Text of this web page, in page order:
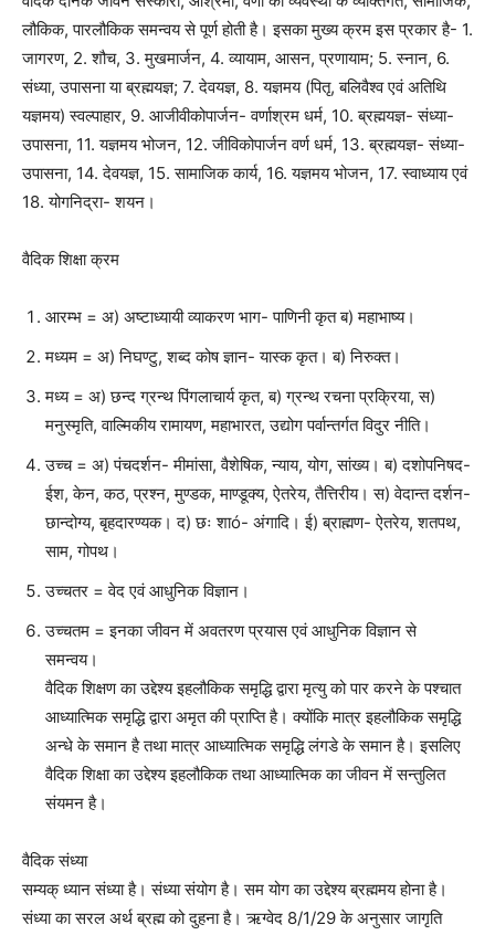
लौकिक, पारलौकिक समन्वय से पूर्ण होती है। इसका मुख्य क्रम इस प्रकार है- 1.
जागरण, 2. शौच, 3. मुखमार्जन, 4. व्यायाम, आसन, प्रणायाम; 5. स्नान, 6.
संध्या, उपासना या ब्रह्मयज्ञ; 7. देवयज्ञ, 8. यज्ञमय (पितृ, बलिवैश्व एवं अतिथि
यज्ञमय) स्वल्पाहार, 9. आजीवीकोपार्जन- वर्णाश्रम धर्म, 10. ब्रह्मयज्ञ- संध्या-
उपासना, 11. यज्ञमय भोजन, 12. जीविकोपार्जन वर्ण धर्म, 13. ब्रह्मयज्ञ- संध्या-
उपासना, 14. देवयज्ञ, 15. सामाजिक कार्य, 16. यज्ञमय भोजन, 17. स्वाध्याय एवं
18. योगनिद्रा- शयन।
वैदिक शिक्षा क्रम
आरम्भ = अ) अष्टाध्यायी व्याकरण भाग- पाणिनी कृत ब) महाभाष्य।
मध्यम = अ) निघण्टु, शब्द कोष ज्ञान- यास्क कृत। ब) निरुक्त।
मध्य = अ) छन्द ग्रन्थ पिंगलाचार्य कृत, ब) ग्रन्थ रचना प्रक्रिया, स)
मनुस्मृति, वाल्मिकीय रामायण, महाभारत, उद्योग पर्वान्तर्गत विदुर नीति।
उच्च = अ) पंचदर्शन- मीमांसा, वैशेषिक, न्याय, योग, सांख्य। ब) दशोपनिषद-
ईश, केन, कठ, प्रश्न, मुण्डक, माण्डूक्य, ऐतरेय, तैत्तिरीय। स) वेदान्त दर्शन-
छान्दोग्य, बृहदारण्यक। द) छः शाó- अंगादि। ई) ब्राह्मण- ऐतरेय, शतपथ,
साम, गोपथ।
उच्चतर = वेद एवं आधुनिक विज्ञान।
उच्चतम = इनका जीवन में अवतरण प्रयास एवं आधुनिक विज्ञान से
समन्वय।
वैदिक शिक्षण का उद्देश्य इहलौकिक समृद्धि द्वारा मृत्यु को पार करने के पश्चात
आध्यात्मिक समृद्धि द्वारा अमृत की प्राप्ति है। क्योंकि मात्र इहलौकिक समृद्धि
अन्धे के समान है तथा मात्र आध्यात्मिक समृद्धि लंगडे के समान है। इसलिए
वैदिक शिक्षा का उद्देश्य इहलौकिक तथा आध्यात्मिक का जीवन में सन्तुलित
संयमन है।
वैदिक संध्या
सम्यक् ध्यान संध्या है। संध्या संयोग है। सम योग का उद्देश्य ब्रह्ममय होना है।
संध्या का सरल अर्थ ब्रह्म को दुहना है। ऋग्वेद 8/1/29 के अनुसार जागृति